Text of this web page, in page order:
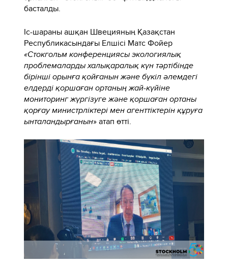
басталды.
Іс-шараны ашқан Швецияның Қазақстан
Республикасындағы Елшісі Матс Фойер
«Стокгольм конференциясы экологиялық
проблемаларды халықаралық күн тәртібінде
бірінші орынға қойғанын және бүкіл әлемдегі
елдерді қоршаған ортаның жай-күйіне
мониторинг жүргізуге және қоршаған ортаны
қорғау министрліктері мен агенттіктерін құруға
ынталандырғанын» атап өтті.